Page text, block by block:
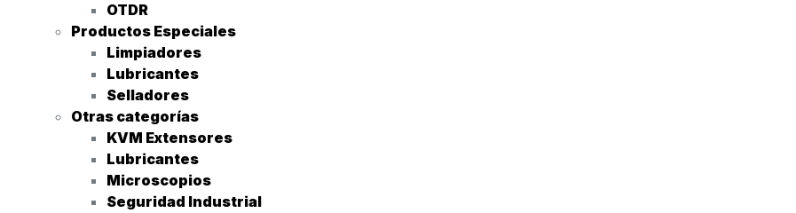
OTDR
Productos Especiales
Limpiadores
Lubricantes
Selladores
Otras categorías
KVM Extensores
Lubricantes
Microscopios
Seguridad Industrial